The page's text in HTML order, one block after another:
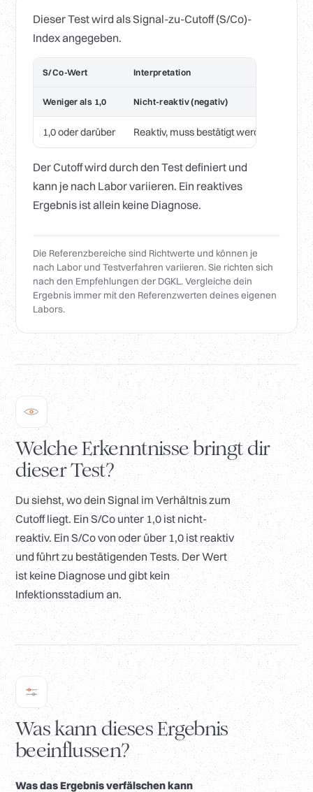
Dieser Test wird als Signal-zu-Cutoff (S/Co)-
Index angegeben.
S/Co-Wert Interpretation
Weniger als 1,0 Nicht-reaktiv (negativ)
1,0 oder darüber Reaktiv, muss bestätigt werden
Der Cutoff wird durch den Test definiert und
kann je nach Labor variieren. Ein reaktives
Ergebnis ist allein keine Diagnose.
Die Referenzbereiche sind Richtwerte und können je
nach Labor und Testverfahren variieren. Sie richten sich
nach den Empfehlungen der DGKL. Vergleiche dein
Ergebnis immer mit den Referenzwerten deines eigenen
Labors.
Welche Erkenntnisse bringt dir
dieser Test?
Du siehst, wo dein Signal im Verhältnis zum
Cutoff liegt. Ein S/Co unter 1,0 ist nicht-
reaktiv. Ein S/Co von oder über 1,0 ist reaktiv
und führt zu bestätigenden Tests. Der Wert
ist keine Diagnose und gibt kein
Infektionsstadium an.
Was kann dieses Ergebnis
beeinflussen?
Was das Ergebnis verfälschen kann